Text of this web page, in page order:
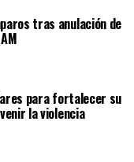
tras anulación de
para fortalecer su
la violencia